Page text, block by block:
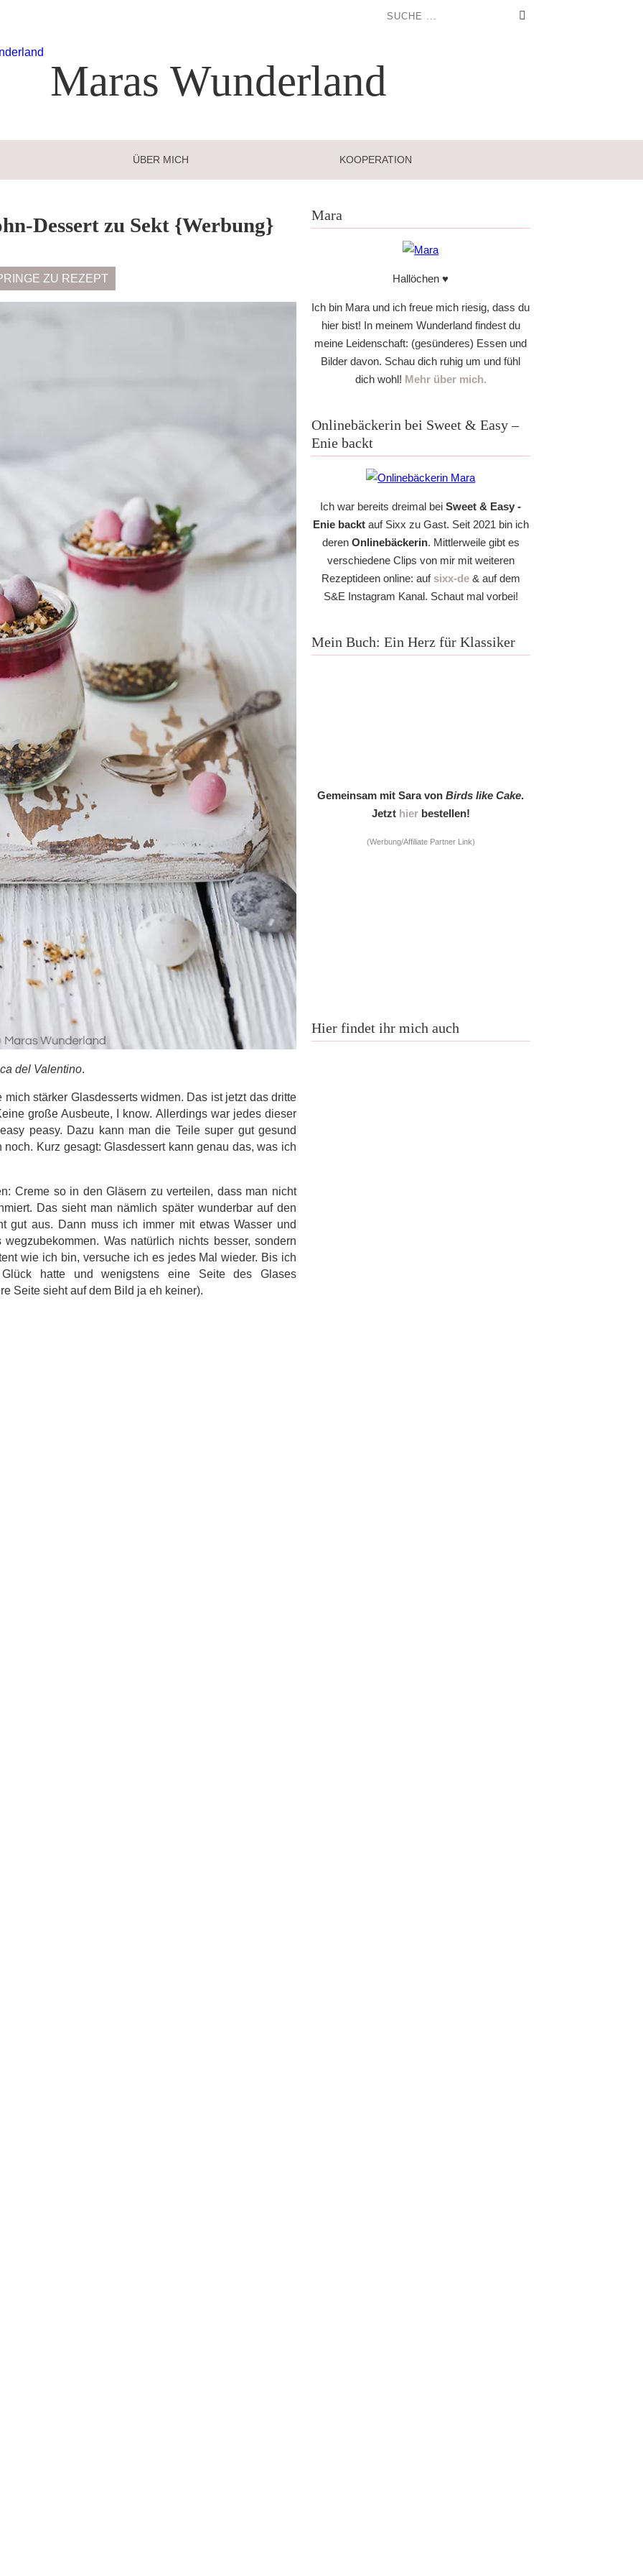
Maras Wunderland
ÜBER MICH KOOPERATION
Dessert zu Sekt {Werbung}
ZU REZEPT
del Valentino.
stärker Glasdesserts widmen. Das ist jetzt das dritte
große Ausbeute, I know. Allerdings war jedes dieser
peasy. Dazu kann man die Teile super gut gesund
Kurz gesagt: Glasdessert kann genau das, was ich
Creme so in den Gläsern zu verteilen, dass man nicht
Das sieht man nämlich später wunderbar auf den
gut aus. Dann muss ich immer mit etwas Wasser und
Was natürlich nichts besser, sondern
wie ich bin, versuche ich es jedes Mal wieder. Bis ich
hatte und wenigstens eine Seite des Glases
Seite sieht auf dem Bild ja eh keiner).
Mara
Hallöchen ♥
Ich bin Mara und ich freue mich riesig, dass du
hier bist! In meinem Wunderland findest du
meine Leidenschaft: (gesünderes) Essen und
Bilder davon. Schau dich ruhig um und fühl
dich wohl! Mehr über mich.
Onlinebäckerin bei Sweet & Easy –
Enie backt
Ich war bereits dreimal beiSweet & Easy -
Enie backtauf Sixx zu Gast. Seit 2021 bin ich
deren Onlinebäckerin. Mittlerweile gibt es
verschiedene Clips von mir mit weiteren
Rezeptideen online: auf sixx-de& auf dem
S&E Instagram Kanal. Schaut mal vorbei!
Mein Buch: Ein Herz für Klassiker
Gemeinsam mit Sara vonBirds like Cake.
Jetzt hierbestellen!
(Werbung/Affiliate Partner Link)
Hier findet ihr mich auch